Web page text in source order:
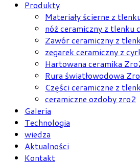
Produkty
Materiały ścierne z
nóż ceramiczny z tlenku
Zawór ceramiczny z
zegarek ceramiczny z
Hartowana ceramika
Rura światłowodowa
Części ceramiczne z
ceramiczne ozdoby zro2
Galeria
Technologia
wiedza
Aktualności
Kontakt